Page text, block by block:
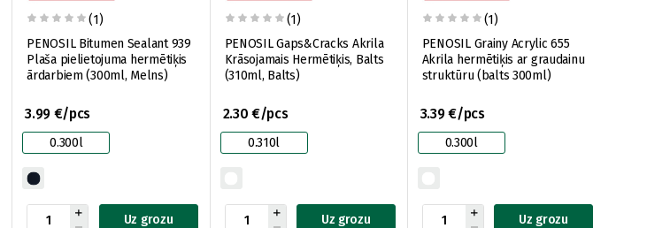
(1)
PENOSIL Bitumen Sealant 939
Plaša pielietojuma hermētiķis
ārdarbiem (300ml, Melns)
3.99 €/pcs
0.300l
Uz grozu
(1)
PENOSIL Gaps&Cracks Akrila
Krāsojamais Hermētiķis, Balts
(310ml, Balts)
2.30 €/pcs
0.310l
Uz grozu
(1)
PENOSIL Grainy Acrylic 655
Akrila hermētiķis ar graudainu
struktūru (balts 300ml)
3.39 €/pcs
0.300l
Uz grozu